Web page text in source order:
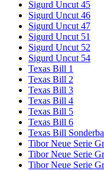
Sigurd Uncut 45
Sigurd Uncut 46
Sigurd Uncut 47
Sigurd Uncut 51
Sigurd Uncut 52
Sigurd Uncut 54
Texas Bill 1
Texas Bill 2
Texas Bill 3
Texas Bill 4
Texas Bill 5
Texas Bill 6
Texas Bill
Tibor Neue Serie
Tibor Neue Serie
Tibor Neue Serie